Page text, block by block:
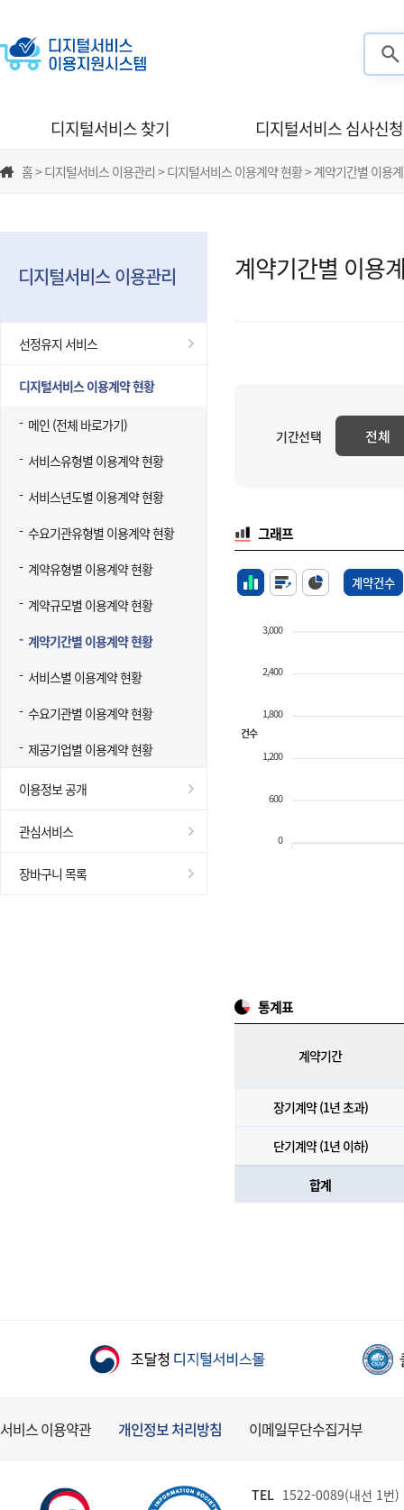
디지털서비스 찾기 디지털서비스 심사신청
홈 > 디지털서비스 이용관리 > 디지털서비스 이용계약 현황 > 계약기간별 이용
디지털서비스 이용관리
선정유지 서비스
디지털서비스 이용계약 현황
메인 (전체 바로가기)
서비스유형별 이용계약 현황
서비스년도별 이용계약 현황
수요기관유형별 이용계약 현황
계약유형별 이용계약 현황
계약규모별 이용계약 현황
계약기간별 이용계약 현황
서비스별 이용계약 현황
수요기관별 이용계약 현황
제공기업별 이용계약 현황
이용정보 공개
관심서비스
장바구니 목록
계약기간별 이용
기간선택 전체
그래프
계약건수
3,000
2,400
1,800
1,200
600
0
건수
통계표
계약기간
장기계약 (1년 초과)
단기계약 (1년 이하)
합계
서비스 이용약관 개인정보 처리방침 이메일무단수집거부
TEL 1522-0089(내선 1번